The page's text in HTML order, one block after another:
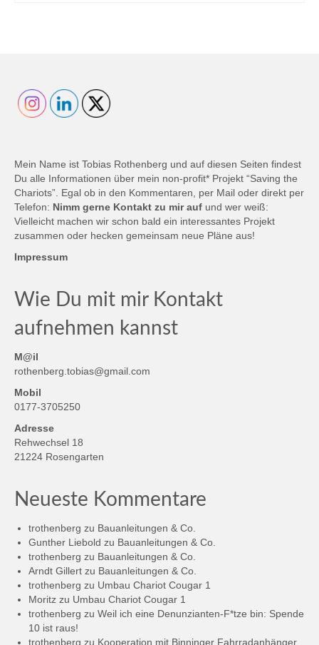
Mein Name ist Tobias Rothenberg und auf diesen Seiten findest
Du alle Informationen über mein non-profit* Projekt “Saving the
Chariots”. Egal ob in den Kommentaren, per Mail oder direkt per
Telefon: Nimm gerne Kontakt zu mir auf und wer weiß:
Vielleicht machen wir schon bald ein interessantes Projekt
zusammen oder hecken gemeinsam neue Pläne aus!
Impressum
Wie Du mit mir Kontakt
aufnehmen kannst
M@il
rothenberg.tobias@gmail.com
Mobil
0177-3705250
Adresse
Rehwechsel 18
21224 Rosengarten
Neueste Kommentare
trothenberg zu Bauanleitungen & Co.
Gunther Liebold zu Bauanleitungen & Co.
trothenberg zu Bauanleitungen & Co.
Arndt Gillert zu Bauanleitungen & Co.
trothenberg zu Umbau Chariot Cougar 1
Moritz zu Umbau Chariot Cougar 1
trothenberg zu Weil ich eine Denunzianten-F*tze bin: Spende
10 ist raus!
trothenberg zu Kooperation mit Binninger Fahrradanhänger